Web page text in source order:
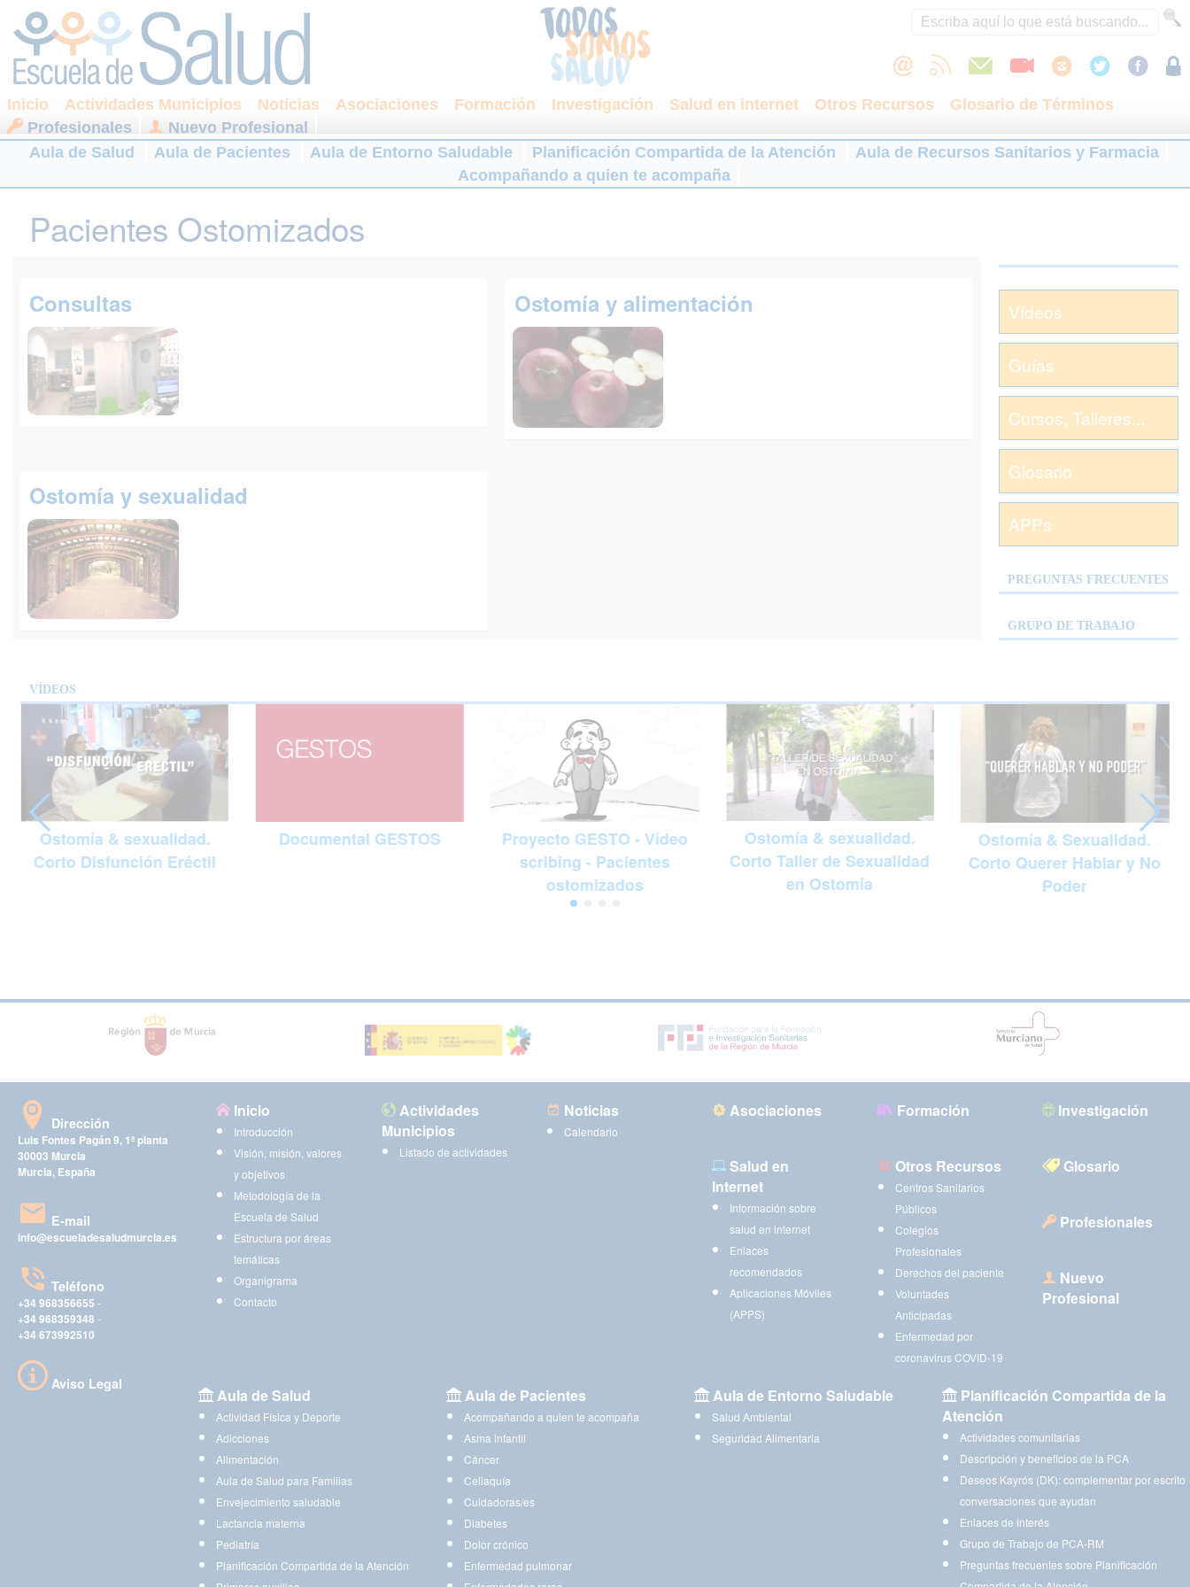
Inicio Actividades Municipios Noticias Asociaciones Formación Investigación Salud en internet Otros Recursos
Glosario de Términos
Profesionales
Nuevo Profesional
Aula de Salud
Aula de Pacientes Aula de Entorno Saludable Planificación Compartida de la Atención
Aula de Recursos Sanitarios y Farmacia
Acompañando a quien te acompaña
Pacientes Ostomizados
Consultas Ostomía y alimentación
Ostomía y sexualidad
Vídeos
Guías
Cursos, Talleres...
Glosario
APPs
PREGUNTAS FRECUENTES
GRUPO DE TRABAJO
VÍDEOS
Ostomía & sexualidad.
Corto Disfunción Eréctil
Documental GESTOS
Proyecto GESTO - Vídeo
scribing - Pacientes
ostomizados
Ostomía & sexualidad.
Corto Taller de Sexualidad
en Ostomía
Ostomía & Sexualidad.
Corto Querer Hablar y No
Poder
Dirección
Luis Fontes Pagán 9, 1ª planta
30003 Murcia
Murcia, España
E-mail
info@escueladesaludmurcia.es
Teléfono
+34 968356655 -
+34 968359348 -
+34 673992510
Aviso Legal
Inicio
Introducción
Visión, misión, valores
y objetivos
Metodología de la
Escuela de Salud
Estructura por áreas
temáticas
Organigrama
Contacto
Actividades
Municipios
Listado de actividades
Noticias
Calendario
Asociaciones Formación Investigación
Salud en
Internet
Información sobre
salud en internet
Enlaces
recomendados
Aplicaciones Móviles
(APPS)
Otros Recursos
Centros Sanitarios
Públicos
Colegios
Profesionales
Derechos del paciente
Voluntades
Anticipadas
Enfermedad por
coronavirus COVID-19
Glosario
Profesionales
Nuevo
Profesional
Aula de Salud
Actividad Física y Deporte
Adicciones
Alimentación
Aula de Salud para Familias
Envejecimiento saludable
Lactancia materna
Pediatría
Planificación Compartida de la Atención
Aula de Pacientes
Acompañando a quien te acompaña
Asma infantil
Cáncer
Celiaquía
Cuidadoras/es
Diabetes
Dolor crónico
Enfermedad pulmonar
Aula de Entorno Saludable
Salud Ambiental
Seguridad Alimentaria
Planificación Compartida de la
Atención
Actividades comunitarias
Descripción y beneficios de la PCA
Deseos Kayrós (DK): complementar por escrito
conversaciones que ayudan
Enlaces de interés
Grupo de Trabajo de PCA-RM
Preguntas frecuentes sobre Planificación